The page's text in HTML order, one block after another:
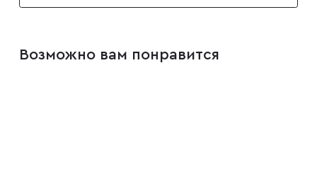
Возможно вам понравится